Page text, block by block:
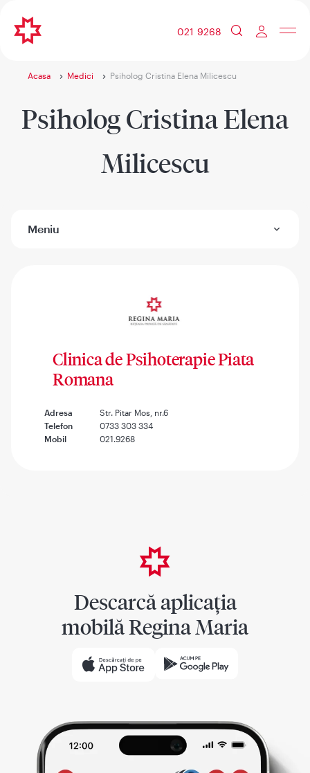
021 9268
Acasa Medici Psiholog Cristina Elena Milicescu
Psiholog Cristina Elena
Milicescu
Meniu
Clinica de Psihoterapie Piata
Romana
Adresa
Str. Pitar Mos, nr.6
Telefon
0733 303 334
Mobil
021.9268
Descarcă aplicația
mobilă Regina Maria